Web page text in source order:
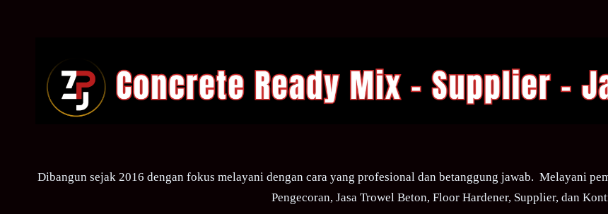
Dibangun sejak 2016 dengan fokus melayani dengan cara yang profesional dan betanggung jawab. Melayani
Pengecoran, Jasa Trowel Beton, Floor Hardener, Supplier, dan